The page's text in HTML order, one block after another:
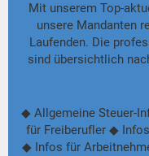
Mit unserem Top-
unsere Mandanten
Laufenden. Die
sind übersichtlich
◆ Allgemeine Steuer-
für Freiberufler ◆
◆ Infos für